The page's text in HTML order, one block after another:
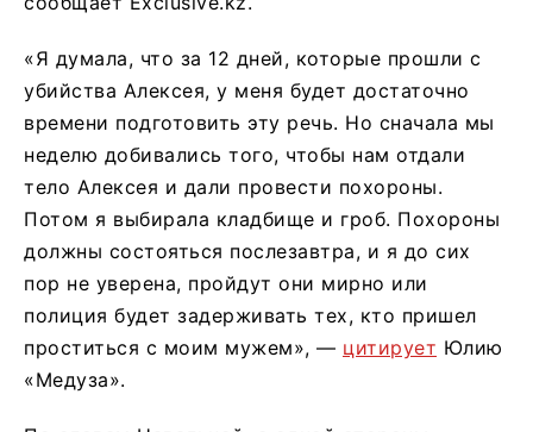
«Я думала, что за 12 дней, которые прошли с
убийства Алексея, у меня будет достаточно
времени подготовить эту речь. Но сначала мы
неделю добивались того, чтобы нам отдали
тело Алексея и дали провести похороны.
Потом я выбирала кладбище и гроб. Похороны
должны состояться послезавтра, и я до сих
пор не уверена, пройдут они мирно или
полиция будет задерживать тех, кто пришел
проститься с моим мужем», — цитирует Юлию
«Медуза».